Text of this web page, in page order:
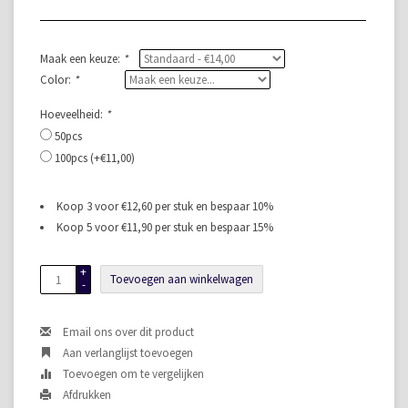
Maak een keuze: *
Color: *
Hoeveelheid: *
50pcs
100pcs (+€11,00)
Koop 3 voor €12,60 per stuk en bespaar 10%
Koop 5 voor €11,90 per stuk en bespaar 15%
+
-
Toevoegen aan winkelwagen
Email ons over dit product
Aan verlanglijst toevoegen
Toevoegen om te vergelijken
Afdrukken